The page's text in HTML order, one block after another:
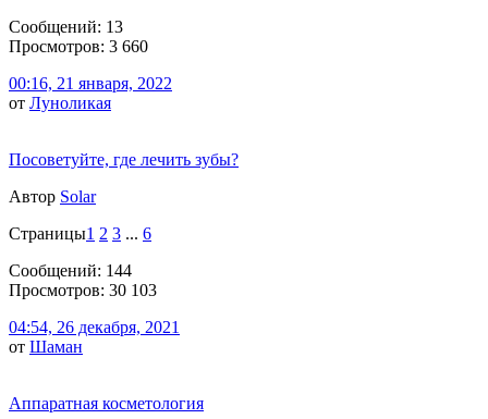
Сообщений: 13
Просмотров: 3 660
00:16, 21 января, 2022
от Луноликая
Посоветуйте, где лечить зубы?
Автор Solar
Страницы1 2 3 ... 6
Сообщений: 144
Просмотров: 30 103
04:54, 26 декабря, 2021
от Шаман
Аппаратная косметология